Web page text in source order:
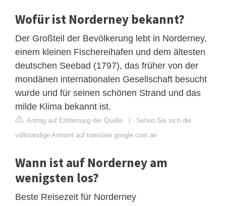
Wofür ist Norderney bekannt?
Der Großteil der Bevölkerung lebt in Norderney,
einem kleinen Fischereihafen und dem ältesten
deutschen Seebad (1797), das früher von der
mondänen internationalen Gesellschaft besucht
wurde und für seinen schönen Strand und das
milde Klima bekannt ist.
Antrag auf Entfernung der Quelle | Sehen Sie sich die
vollständige Antwort auf translate.google.com an
Wann ist auf Norderney am
wenigsten los?
Beste Reisezeit für Norderney